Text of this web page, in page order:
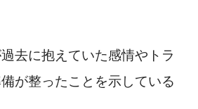
去に抱えていた感情やトラ
が整ったことを示している